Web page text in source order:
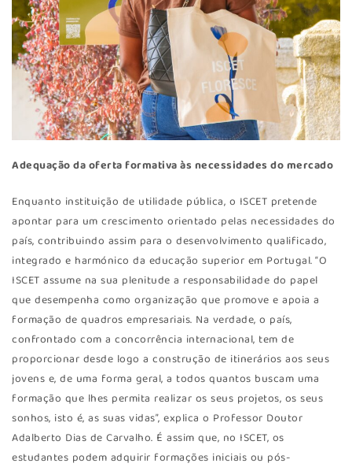
Adequação da oferta formativa às necessidades do mercado
Enquanto instituição de utilidade pública, o ISCET pretende
apontar para um crescimento orientado pelas necessidades do
país, contribuindo assim para o desenvolvimento qualificado,
integrado e harmónico da educação superior em Portugal. “O
ISCET assume na sua plenitude a responsabilidade do papel
que desempenha como organização que promove e apoia a
formação de quadros empresariais. Na verdade, o país,
confrontado com a concorrência internacional, tem de
proporcionar desde logo a construção de itinerários aos seus
jovens e, de uma forma geral, a todos quantos buscam uma
formação que lhes permita realizar os seus projetos, os seus
sonhos, isto é, as suas vidas”, explica o Professor Doutor
Adalberto Dias de Carvalho. É assim que, no ISCET, os
estudantes podem adquirir formações iniciais ou pós-